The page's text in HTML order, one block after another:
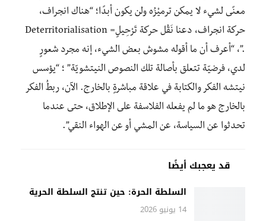
معنًى لشيء لا يمكن ترميْزُه ولن يكون أبدًا؛ “هناك انجراف،
حركة انجراف، دعنا نَقُل حركة تَرْحِيلٍ= Deterritorialisation
.”، “أعرف أن ما أقوله مشوش بعض الشيء، إنه مجرد شعورٍ
لدي، فرضيّة تتعلق بأصالة تلك النصوص النيتشويّة” ؛ “يؤسس
نيتشه الفكر والكتابة في علاقة مباشرةٍ بالخارج. الآن، ربطُ الفكر
بالخارج هو ما لم يفعله الفلاسفة على الإطلاق، حتى عندما
تحدثوا عن السياسة، عن المشي أو عن الهواء النقي”.
قد يعجبك أيضًا
السلطة الحرة: حين تنتج السلطة الحرية
14 يونيو 2026